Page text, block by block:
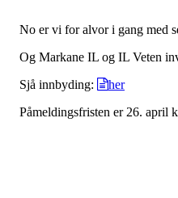
No er vi for alvor i gang med
Og Markane IL og IL Veten
Sjå innbyding:
her
Påmeldingsfristen er 26. april